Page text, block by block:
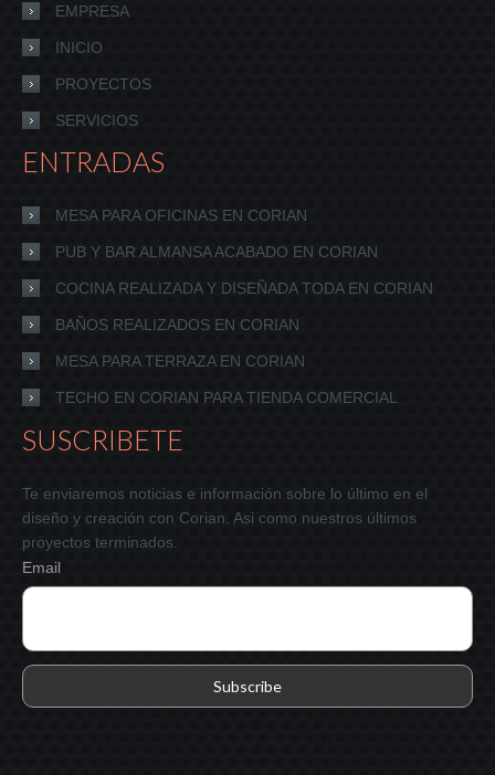
EMPRESA
INICIO
PROYECTOS
SERVICIOS
ENTRADAS
MESA PARA OFICINAS EN CORIAN
PUB Y BAR ALMANSA ACABADO EN CORIAN
COCINA REALIZADA Y DISEÑADA TODA EN CORIAN
BAÑOS REALIZADOS EN CORIAN
MESA PARA TERRAZA EN CORIAN
TECHO EN CORIAN PARA TIENDA COMERCIAL
SUSCRIBETE
Te enviaremos noticias e información sobre lo último en el
diseño y creación con Corian. Asi como nuestros últimos
proyectos terminados.
Email